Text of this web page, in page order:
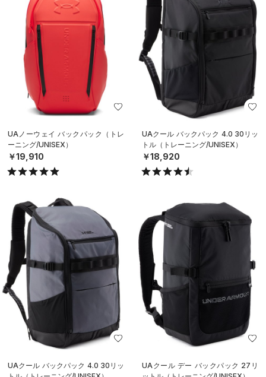
UAノーウェイ バックパック（トレ
ーニング/UNISEX）
￥19,910
UAクール バックパック 4.0 30リッ
トル（トレーニング/UNISEX）
￥18,920
UAクール バックパック 4.0 30リッ
UAクール デー バックパック 27リ